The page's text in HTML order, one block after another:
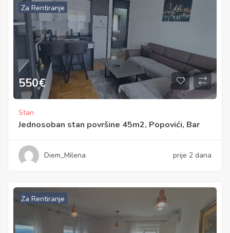
Za Rentiranje
550€
Stan
Jednosoban stan površine 45m2, Popovići, Bar
Diem_Milena prije 2 dana
Za Rentiranje